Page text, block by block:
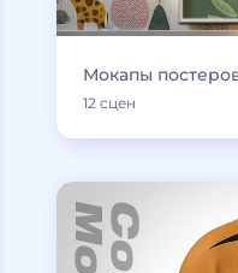
Мокапы
12 сцен